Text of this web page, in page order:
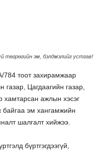
төгрөгийн эм, бэлдмэлийг устгав!
784 тоот захирамжаар
Цагдаагийн газар,
хамтарсан ажлын хэсэг
байгаа эм хангамжийн
шалгалт хийжээ.
бүртгэгдээгүй,